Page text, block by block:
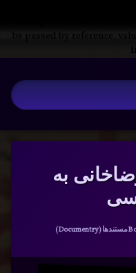
be passed by reference,
برای:
به
دسته بندی ها:
مستندها (Documentry)